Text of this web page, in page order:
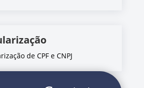
de CPF e CNPJ